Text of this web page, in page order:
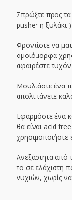
Σπρώξτε προς τα
pusher η ξυλάκι
Φροντίστε να
ομοιόμορφα
αφαιρέστε
Μουλιάστε ένα
απολιπάνετε
Εφαρμόστε ένα
θα είναι acid
χρησιμοποιήστε
Ανεξάρτητα από
το σε ελάχιστη
νυχιών, χωρίς να